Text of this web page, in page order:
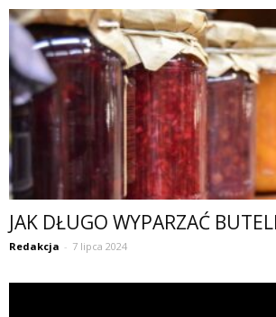
JAK DŁUGO WYPARZAĆ
Redakcja - 7 lipca 2024